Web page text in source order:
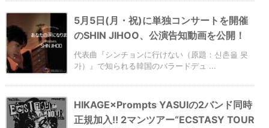
5月5日(月・祝)に単独コンサートを開催
のSHIN JIHOO、公演告知動画を公開！
代表曲『シンチョンに行けない（原題：신촌을 못
가）』で知られる韓国のバラードデュ ...
HIKAGE×Prompts YASUIの2バンド同時
正規加入!! 2マンツアー“ECSTASY TOUR